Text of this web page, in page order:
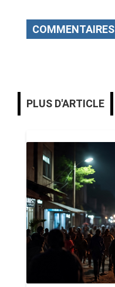
COMMENTAIRES
PLUS D'ARTICLE